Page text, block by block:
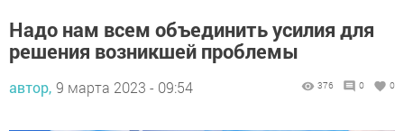
Надо нам всем объединить усилия для
решения возникшей проблемы